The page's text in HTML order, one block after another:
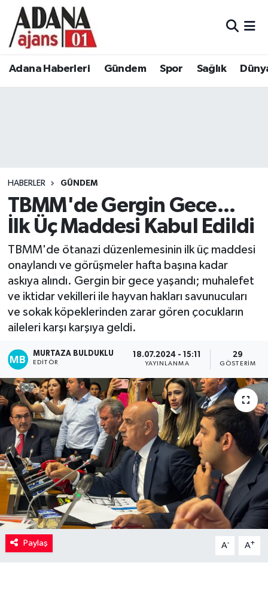
Adana Haberleri Gündem Spor Sağlık
HABERLER GÜNDEM
TBMM'de Gergin Gece...
İlk Üç Maddesi Kabul Edildi
TBMM'de ötanazi düzenlemesinin ilk üç maddesi
onaylandı ve görüşmeler hafta başına kadar
askıya alındı. Gergin bir gece yaşandı; muhalefet
ve iktidar vekilleri ile hayvan hakları savunucuları
ve sokak köpeklerinden zarar gören çocukların
aileleri karşı karşıya geldi.
MURTAZA BULDUKLU
EDITÖR
18.07.2024 - 15:11
YAYINLANMA
29
GÖSTERIM
Paylaş A- A+
Adana Haberleri
Eğitim
Siyaset
Ekonomi
Kadın
Magazin
Yaşam
Adana Nöbetçi Eczaneler
Tüm Manşetler
Son Dakika Haberleri
Haber Arşivi